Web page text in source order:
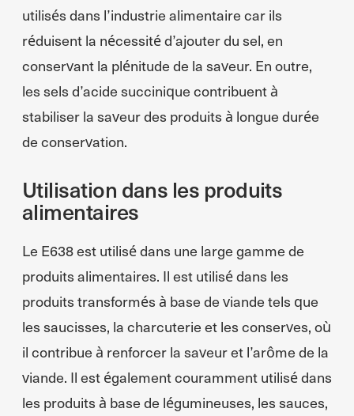
utilisés dans l’industrie alimentaire car ils
réduisent la nécessité d’ajouter du sel, en
conservant la plénitude de la saveur. En outre,
les sels d’acide succinique contribuent à
stabiliser la saveur des produits à longue durée
de conservation.
Utilisation dans les produits
alimentaires
Le E638 est utilisé dans une large gamme de
produits alimentaires. Il est utilisé dans les
produits transformés à base de viande tels que
les saucisses, la charcuterie et les conserves, où
il contribue à renforcer la saveur et l’arôme de la
viande. Il est également couramment utilisé dans
les produits à base de légumineuses, les sauces,